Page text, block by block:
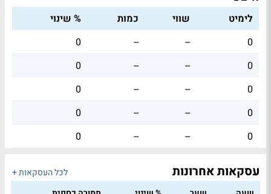
לימיט שווי כמות
% שינוי
0
--
--
0
0
--
--
0
0
--
--
0
0
--
--
0
0
--
--
0
עסקאות אחרונות
לכל העסקאות +